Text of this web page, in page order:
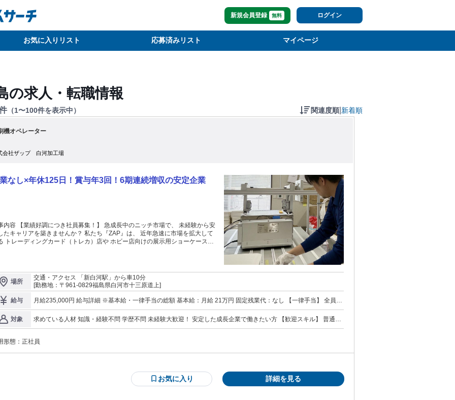
新規会員登録 無料 ログイン
お気に入りリスト 応募済みリスト マイページ
の求人・転職情報
（1〜100件を表示中） 関連度順 新着順
機オペレーター
会社ザップ 白河加工場
なし×年休125日！賞与年3回！6期連続増収の安定企業
内容 【業績好調につき社員募集！】 急成長中のニッチ市場で、 未経験から安
ャリアを築きませんか？ 私たち『ZAP』は、 近年急速に市場を拡大して
トレーディングカード（トレカ）店や ホビー店向けの展示用ショーケース
ペレーター」の募集です。 「機械の操作なんて難しそう…」という方も ご安
ださい！ 未経験からでも先輩社員が 丁寧にイチからお教えします。 重量物の
いもなく、 コツコツと進められるお仕事です。 ★ココがポイント！★ プラ
ート充実： 完全週休2日制！土日祝休みの年間休日125日！ 収入も安定： 賞
なんと年3回！（前年度実績4.4ヶ月分） 安心の職場環境： 20代〜40代まで幅
活躍中。 代表をはじめフランクな方が多いので、 新しく入ったメンバーもす
ますよ♪ ☆お仕事内容☆ 専用のプリンターを使用し、 梱包資材への印
組立などをお任せします。 印刷オペレーション業務： ダンボールや紙封
の梱包資材へ、 専用機械を使って印刷を行います。 商品の組立・検品： ト
作業： グループ会社の社員と協力しながら、 商品の入出荷や梱包を行いま
等の基本操作、PDF操作ができればOK！ 未経験でも指導します）。 ※重い
を手で運ぶような力仕事はありません （移動時はハンドリフトを使用しま
場所
交通・アクセス 「新白河駅」から車10分
[勤務地：〒961-0829福島県白河市十三原道上]
給与
月給235,000円 給与詳細 ※基本給・一律手当の総額 基本給：月給 21万円 固定残業代：なし 【一律手当】 全員に
金額：あり 【一律手当】 営業手当/月10,000円 自己啓発手当/月5,000円 調整手当/月10,000円 ※「営業手当」は全
社員に一律で支給される手当の名称であり、 営業業務をお任せすることはありませんのでご安心ください。
対象
求めている人材 知識・経験不問 学歴不問 未経験大歓迎！ 安定した成長企業で働きたい方 【歓迎スキル】 普通自
め））
形態： 正社員
お気に入り 詳細を見る